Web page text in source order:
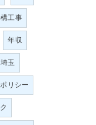
工事
年収
埼玉
リシー